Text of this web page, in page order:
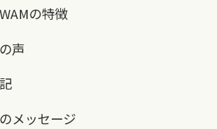
の特徴
声
メッセージ